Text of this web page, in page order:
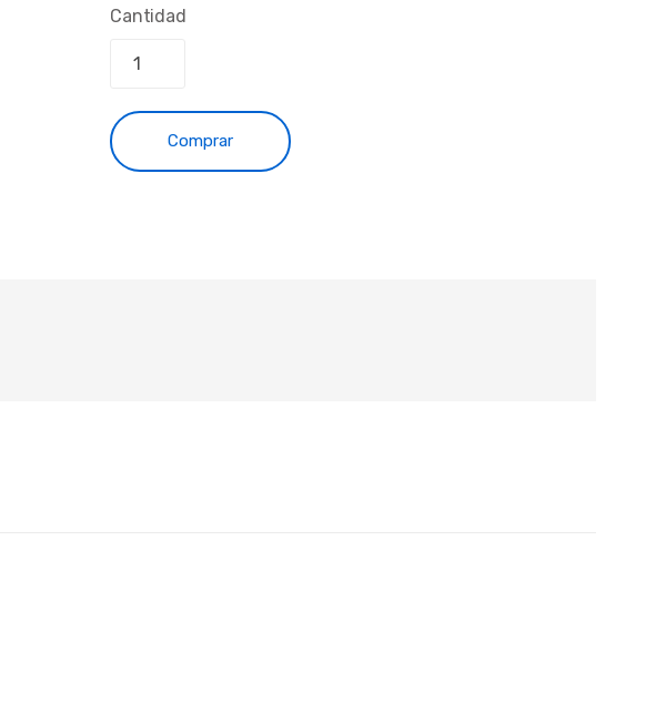
Cantidad
Comprar